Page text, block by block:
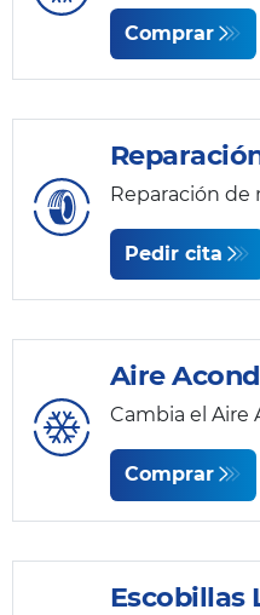
Comprar
Reparación
Pedir cita
Aire
Cambia el Aire
Comprar
Escobillas